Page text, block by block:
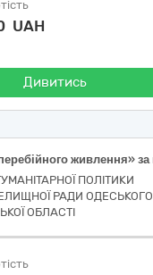
UAH
Дивитись
ПОЛІТИКИ
РАДИ ОДЕСЬКОГО
ОБЛАСТІ